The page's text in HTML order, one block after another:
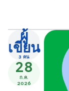
ผู้
เขียน
3 คน
28
ก.ค.
2026